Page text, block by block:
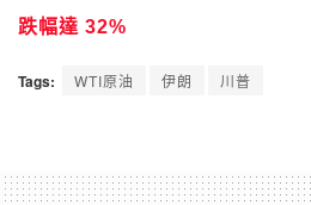
跌幅達 32%
Tags: WTI原油 伊朗 川普